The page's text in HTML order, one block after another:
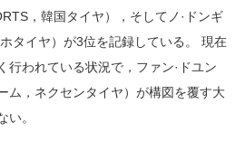
，韓国タイヤ），そしてノ·ドンギ
ホタイヤ）が3位を記録している。 現在
行われている状況で，ファン·ドユン
ム，ネクセンタイヤ）が構図を覆す大
い。